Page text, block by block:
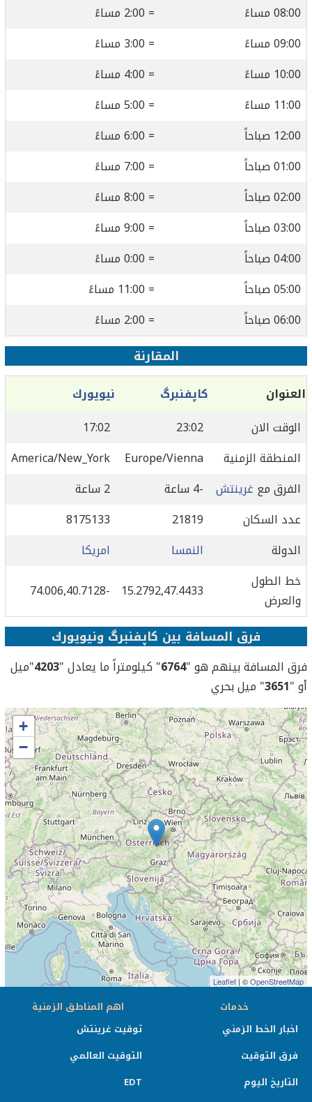
08:00 مساءً
= 2:00 مساءً
09:00 مساءً
= 3:00 مساءً
10:00 مساءً
= 4:00 مساءً
11:00 مساءً
= 5:00 مساءً
12:00 صباحاً
= 6:00 مساءً
01:00 صباحاً
= 7:00 مساءً
02:00 صباحاً
= 8:00 مساءً
03:00 صباحاً
= 9:00 مساءً
04:00 صباحاً
= 0:00 مساءً
05:00 صباحاً
= 11:00 مساءً
06:00 صباحاً
= 2:00 مساءً
المقارنة
العنوان کاپفنبرگ
نيويورك
الوقت الان
23:02
17:02
المنطقة الزمنية
Europe/Vienna
America/New_York
الفرق مع غرينتش -4 ساعة
2 ساعة
عدد السكان
21819
8175133
الدولة
النمسا
امريكا
خط الطول
والعرض
15.2792,47.4433
-74.006,40.7128
فرق المسافة بين کاپفنبرگ ونيويورك
فرق المسافة بينهم هو "6764" كيلومتراً ما يعادل "4203"ميل
أو "3651" ميل بحري
+
−
Leaflet | ©OpenStreetMap
خدمات
اخبار الخط الزمني
فرق التوقيت
التاريخ اليوم
اهم المناطق الزمنية
توقيت غرينتش
التوقيت العالمي
EDT